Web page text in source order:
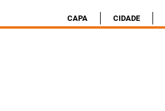
CAPA CIDADE